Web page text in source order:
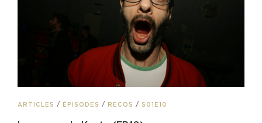
CAT
ARTICLES / ÉPISODES / RECOS / S01E10